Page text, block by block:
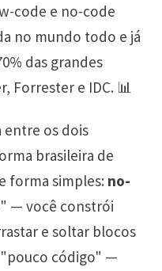
code e no-code
no mundo todo e já
das grandes
Forrester e IDC. 📊
entre os dois
brasileira de
forma simples: no-
— você constrói
e soltar blocos
código" —